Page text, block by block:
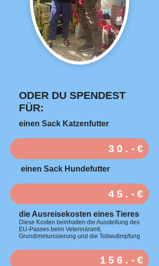
ODER DU SPENDEST
FÜR:
einen Sack Katzenfutter
30.-€
einen Sack Hundefutter
45.-€
die Ausreisekosten eines Tieres
Diese Kosten beinhalten die Ausstellung des
EU-Passes beim Veterinäramt,
Grundimmunisierung und die Tollwutimpfung
156.-€